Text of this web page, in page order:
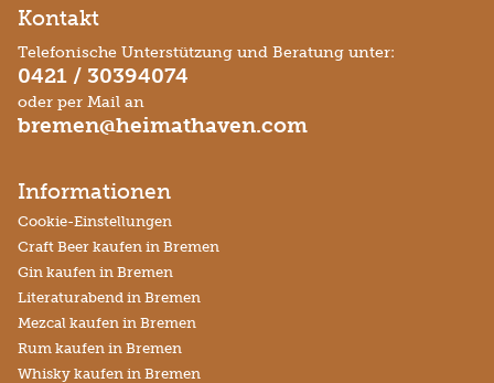
Kontakt
Telefonische Unterstützung und Beratung unter:
0421 / 30394074
oder per Mail an
bremen@heimathaven.com
Informationen
Cookie-Einstellungen
Craft Beer kaufen in Bremen
Gin kaufen in Bremen
Literaturabend in Bremen
Mezcal kaufen in Bremen
Rum kaufen in Bremen
Whisky kaufen in Bremen